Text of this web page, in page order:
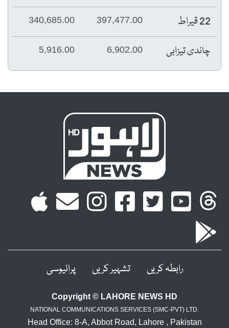
22 قیراط 397,477.00
340,685.00
چاندی تیزابی 6,902.00
5,916.00
رابطہ کریں تشہیر کریں پرائیوسی
Copyright © LAHORE NEWS HD
NATIONAL COMMUNICATIONS SERVICES (SMC-PVT) LTD.
Head Office: 8-A, Abbot Road, Lahore , Pakistan